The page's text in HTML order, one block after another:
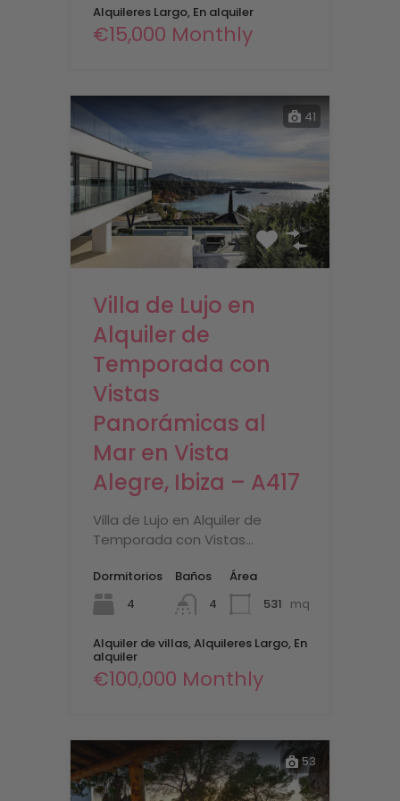
Alquileres Largo, En alquiler
€15,000 Monthly
41
Villa de Lujo en
Alquiler de
Temporada con
Vistas
Panorámicas al
Mar en Vista
Alegre, Ibiza – A417
Villa de Lujo en Alquiler de
Temporada con Vistas…
Dormitorios
4
Baños
4
Área
531 mq
Alquiler de villas, Alquileres Largo, En
alquiler
€100,000 Monthly
53